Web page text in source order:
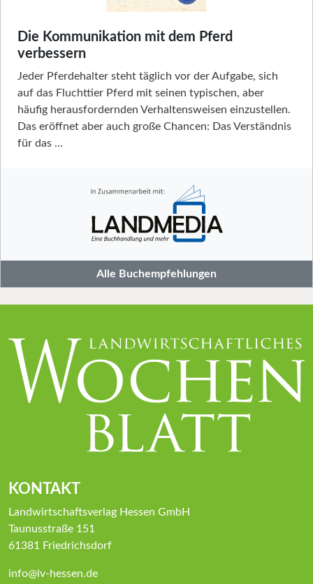
Die Kommunikation mit dem Pferd
verbessern
Jeder Pferdehalter steht täglich vor der Aufgabe, sich
auf das Fluchttier Pferd mit seinen typischen, aber
häufig herausfordernden Verhaltensweisen einzustellen.
Das eröffnet aber auch große Chancen: Das Verständnis
für das …
Alle Buchempfehlungen
KONTAKT
Landwirtschaftsverlag Hessen GmbH
Taunusstraße 151
61381 Friedrichsdorf
info@lv-hessen.de